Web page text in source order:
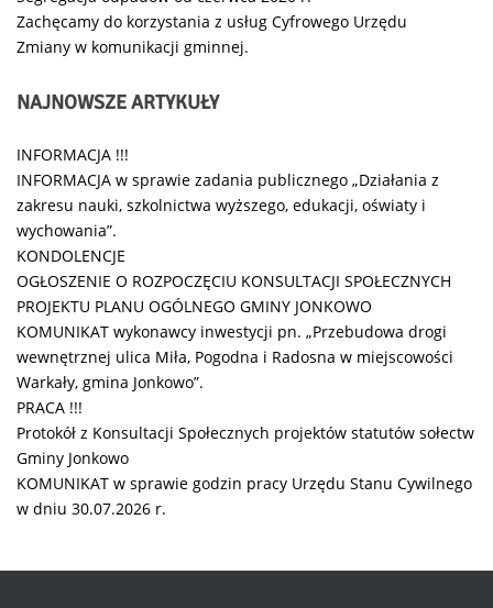
Zachęcamy do korzystania z usług Cyfrowego Urzędu
Zmiany w komunikacji gminnej.
NAJNOWSZEARTYKUŁY
INFORMACJA !!!
INFORMACJA w sprawie zadania publicznego „Działania z
zakresu nauki, szkolnictwa wyższego, edukacji, oświaty i
wychowania”.
KONDOLENCJE
OGŁOSZENIE O ROZPOCZĘCIU KONSULTACJI SPOŁECZNYCH
PROJEKTU PLANU OGÓLNEGO GMINY JONKOWO
KOMUNIKAT wykonawcy inwestycji pn. „Przebudowa drogi
wewnętrznej ulica Miła, Pogodna i Radosna w miejscowości
Warkały, gmina Jonkowo”.
PRACA !!!
Protokół z Konsultacji Społecznych projektów statutów sołectw
Gminy Jonkowo
KOMUNIKAT w sprawie godzin pracy Urzędu Stanu Cywilnego
w dniu 30.07.2026 r.